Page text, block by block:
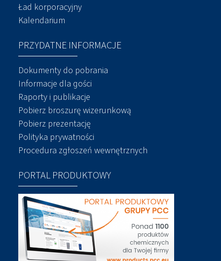
Ład korporacyjny
Kalendarium
PRZYDATNE INFORMACJE
Dokumenty do pobrania
Informacje dla gości
Raporty i publikacje
Pobierz broszurę wizerunkową
Pobierz prezentację
Polityka prywatności
Procedura zgłoszeń wewnętrznych
PORTAL PRODUKTOWY